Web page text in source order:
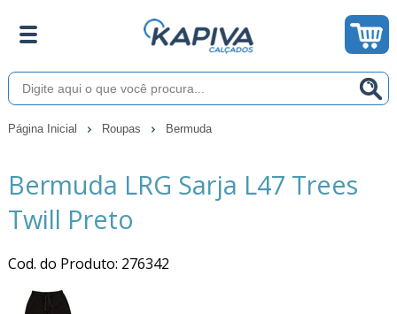
Página Inicial Roupas Bermuda
Bermuda LRG Sarja L47 Trees
Twill Preto
Cod. do Produto: 276342